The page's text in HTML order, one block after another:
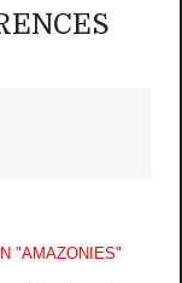
"AMAZONIES"